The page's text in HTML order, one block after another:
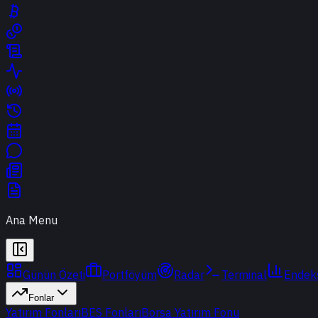
Ana Menu
Günün Özeti Portföyüm Radar Terminal
Fonlar
Yatırım FonlarıBES FonlarıBorsa Yatırım Fonu